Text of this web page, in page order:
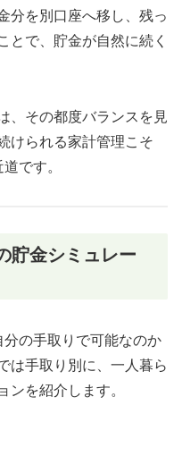
分を別口座へ移し、残っ
とで、貯金が自然に続く
、その都度バランスを見
けられる家計管理こそ
です。
貯金シミュレー
の手取りで可能なのか
は手取り別に、一人暮ら
ンを紹介します。